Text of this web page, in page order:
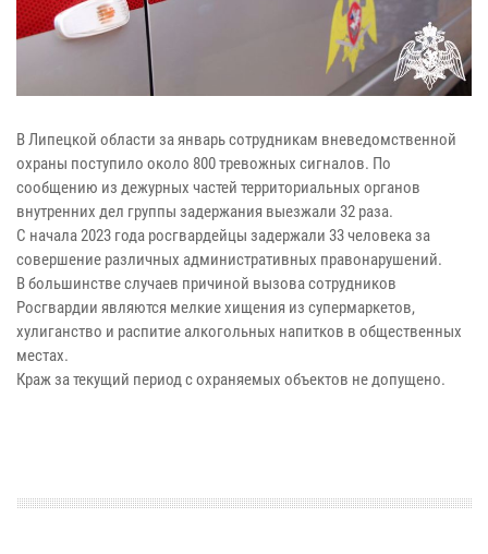
В Липецкой области за январь сотрудникам вневедомственной
охраны поступило около 800 тревожных сигналов. По
сообщению из дежурных частей территориальных органов
внутренних дел группы задержания выезжали 32 раза.
С начала 2023 года росгвардейцы задержали 33 человека за
совершение различных административных правонарушений.
В большинстве случаев причиной вызова сотрудников
Росгвардии являются мелкие хищения из супермаркетов,
хулиганство и распитие алкогольных напитков в общественных
местах.
Краж за текущий период с охраняемых объектов не допущено.